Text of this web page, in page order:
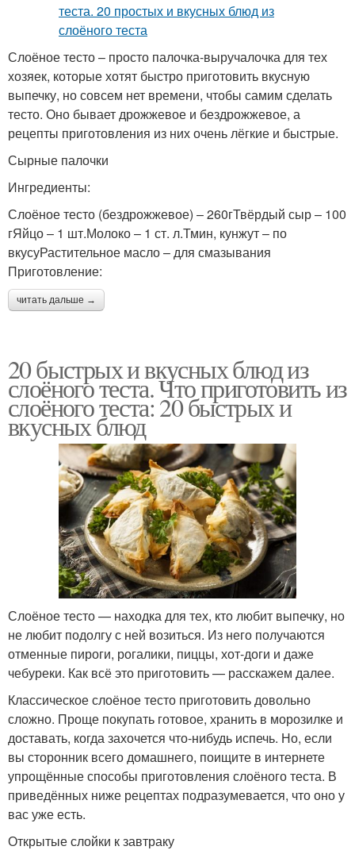
Слоёное тесто – просто палочка-выручалочка для тех
хозяек, которые хотят быстро приготовить вкусную
выпечку, но совсем нет времени, чтобы самим сделать
тесто. Оно бывает дрожжевое и бездрожжевое, а
рецепты приготовления из них очень лёгкие и быстрые.
Сырные палочки
Ингредиенты:
Слоёное тесто (бездрожжевое) – 260гТвёрдый сыр – 100
гЯйцо – 1 шт.Молоко – 1 ст. л.Тмин, кунжут – по
вкусуРастительное масло – для смазывания
Приготовление:
читать дальше →
20 быстрых и вкусных блюд из
слоёного теста. Что приготовить из
слоёного теста: 20 быстрых и
вкусных блюд
Слоёное тесто — находка для тех, кто любит выпечку, но
не любит подолгу с ней возиться. Из него получаются
отменные пироги, рогалики, пиццы, хот-доги и даже
чебуреки. Как всё это приготовить — расскажем далее.
Классическое слоёное тесто приготовить довольно
сложно. Проще покупать готовое, хранить в морозилке и
доставать, когда захочется что-нибудь испечь. Но, если
вы сторонник всего домашнего, поищите в интернете
упрощённые способы приготовления слоёного теста. В
приведённых ниже рецептах подразумевается, что оно у
вас уже есть.
Открытые слойки к завтраку